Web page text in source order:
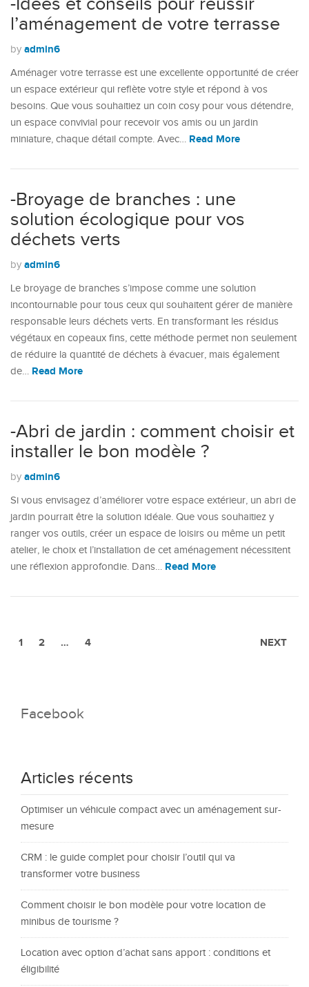
l’aménagement de votre terrasse
by admin6
Aménager votre terrasse est une excellente opportunité de créer
un espace extérieur qui reflète votre style et répond à vos
besoins. Que vous souhaitiez un coin cosy pour vous détendre,
un espace convivial pour recevoir vos amis ou un jardin
miniature, chaque détail compte. Avec… Read More
-Broyage de branches : une
solution écologique pour vos
déchets verts
by admin6
Le broyage de branches s’impose comme une solution
incontournable pour tous ceux qui souhaitent gérer de manière
responsable leurs déchets verts. En transformant les résidus
végétaux en copeaux fins, cette méthode permet non seulement
de réduire la quantité de déchets à évacuer, mais également
de… Read More
-Abri de jardin : comment choisir et
installer le bon modèle ?
by admin6
Si vous envisagez d’améliorer votre espace extérieur, un abri de
jardin pourrait être la solution idéale. Que vous souhaitiez y
ranger vos outils, créer un espace de loisirs ou même un petit
atelier, le choix et l’installation de cet aménagement nécessitent
une réflexion approfondie. Dans… Read More
1 2 … 4 NEXT
Facebook
Articles récents
Optimiser un véhicule compact avec un aménagement sur-
mesure
CRM : le guide complet pour choisir l’outil qui va
transformer votre business
Comment choisir le bon modèle pour votre location de
minibus de tourisme ?
Location avec option d’achat sans apport : conditions et
éligibilité